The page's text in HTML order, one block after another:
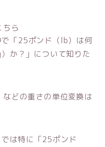
ら
「25ポンド（lb）は何
か？」について知りた
どの重さの単位変換は
は特に「25ポンド